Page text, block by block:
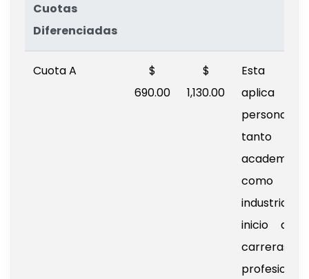
Cuotas
Diferenciadas
Cuota A
$
690.00
$
1,130.00
Esta
aplica
personas,
tanto en
academia
como
inicio de
carreras